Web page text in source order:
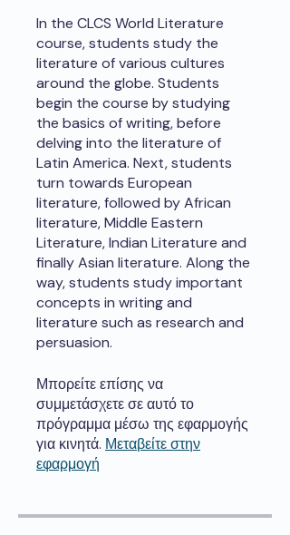
In the CLCS World Literature
course, students study the
literature of various cultures
around the globe. Students
begin the course by studying
the basics of writing, before
delving into the literature of
Latin America. Next, students
turn towards European
literature, followed by African
literature, Middle Eastern
Literature, Indian Literature and
finally Asian literature. Along the
way, students study important
concepts in writing and
literature such as research and
persuasion.
Μπορείτε επίσης να
συμμετάσχετε σε αυτό το
πρόγραμμα μέσω της εφαρμογής
για κινητά. Μεταβείτε στην
εφαρμογή